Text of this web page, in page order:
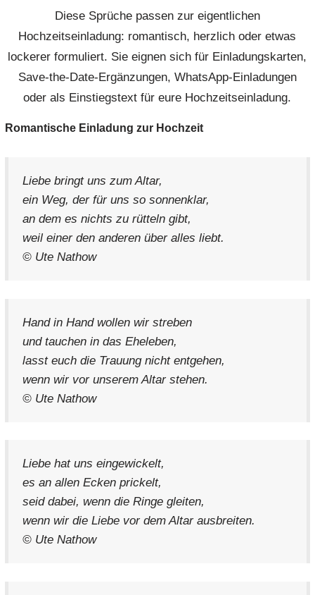
Diese Sprüche passen zur eigentlichen
Hochzeitseinladung: romantisch, herzlich oder etwas
lockerer formuliert. Sie eignen sich für Einladungskarten,
Save-the-Date-Ergänzungen, WhatsApp-Einladungen
oder als Einstiegstext für eure Hochzeitseinladung.
Romantische Einladung zur Hochzeit
Liebe bringt uns zum Altar,
ein Weg, der für uns so sonnenklar,
an dem es nichts zu rütteln gibt,
weil einer den anderen über alles liebt.
© Ute Nathow
Hand in Hand wollen wir streben
und tauchen in das Eheleben,
lasst euch die Trauung nicht entgehen,
wenn wir vor unserem Altar stehen.
© Ute Nathow
Liebe hat uns eingewickelt,
es an allen Ecken prickelt,
seid dabei, wenn die Ringe gleiten,
wenn wir die Liebe vor dem Altar ausbreiten.
© Ute Nathow